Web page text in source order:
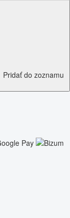
Pridať do zoznamu